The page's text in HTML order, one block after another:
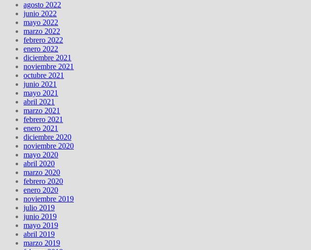
agosto 2022
junio 2022
mayo 2022
marzo 2022
febrero 2022
enero 2022
diciembre 2021
noviembre 2021
octubre 2021
junio 2021
mayo 2021
abril 2021
marzo 2021
febrero 2021
enero 2021
diciembre 2020
noviembre 2020
mayo 2020
abril 2020
marzo 2020
febrero 2020
enero 2020
noviembre 2019
julio 2019
junio 2019
mayo 2019
abril 2019
marzo 2019